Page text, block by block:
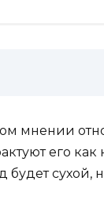
мнении
его
будет